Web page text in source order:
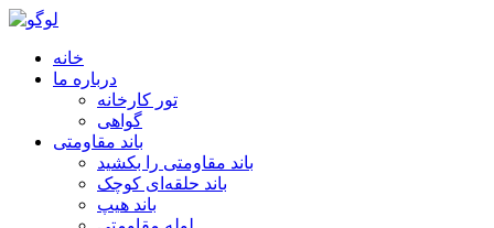
خانه
درباره ما
تور کارخانه
گواهی
باند مقاومتی
باند مقاومتی را بکشید
باند حلقه‌ای کوچک
باند هیپ